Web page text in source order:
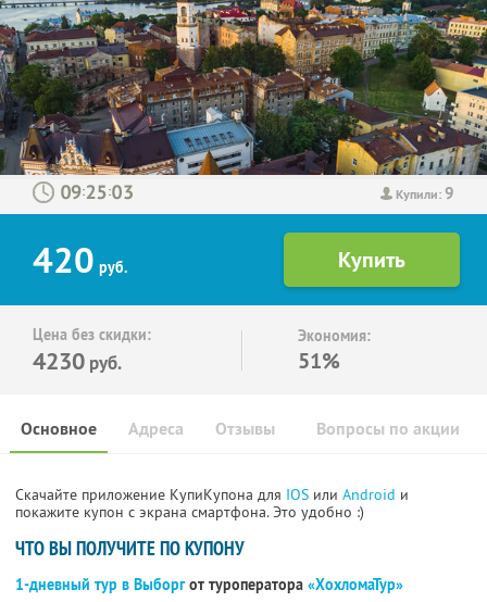
Купили:9
: :
420 руб.
Цена без скидки:
4230 руб.
Экономия:
51%
Основное Отзывы Вопросы по акции
Адреса
Скачайте приложение КупиКупона для IOS или Android и
покажите купон с экрана смартфона. Это удобно :)
ЧТО ВЫ ПОЛУЧИТЕ ПО КУПОНУ
1-дневный тур в Выборгот туроператора «ХохломаТур»